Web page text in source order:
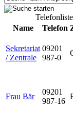
Name
Telefon
Sekretariat
/ Zentrale
09201
987-0
Frau Bär
09201
987-16